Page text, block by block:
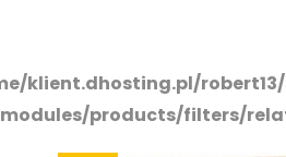
klient.dhosting.pl/
products/filters/